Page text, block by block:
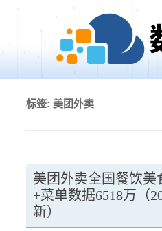
标签: 美团外卖
美团外卖全国餐饮美
+菜单数据6518万（
新）